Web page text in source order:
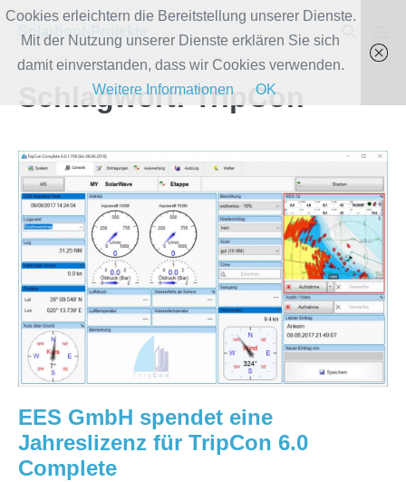
Zum
Inhalt
springen
Solarboot-Projekte
Schalter
Schlagwort:TripCon
EES
GmbH
spendet
eine
Jahreslizenz
für
TripCon
6.0
Complete
EES GmbH spendet eine
Jahreslizenz für TripCon 6.0
Complete
Cookies erleichtern die Bereitstellung unserer Dienste.
Mit der Nutzung unserer Dienste erklären Sie sich
damit einverstanden, dass wir Cookies verwenden.
Weitere Informationen
OK